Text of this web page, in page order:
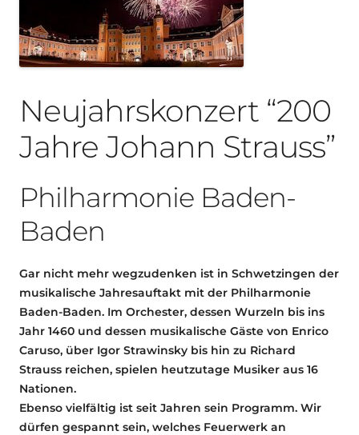
Neujahrskonzert “200
Jahre Johann Strauss”
Philharmonie Baden-
Baden
Gar nicht mehr wegzudenken ist in Schwetzingen der
musikalische Jahresauftakt mit der Philharmonie
Baden-Baden. Im Orchester, dessen Wurzeln bis ins
Jahr 1460 und dessen musikalische Gäste von Enrico
Caruso, über Igor Strawinsky bis hin zu Richard
Strauss reichen, spielen heutzutage Musiker aus 16
Nationen.
Ebenso vielfältig ist seit Jahren sein Programm. Wir
dürfen gespannt sein, welches Feuerwerk an